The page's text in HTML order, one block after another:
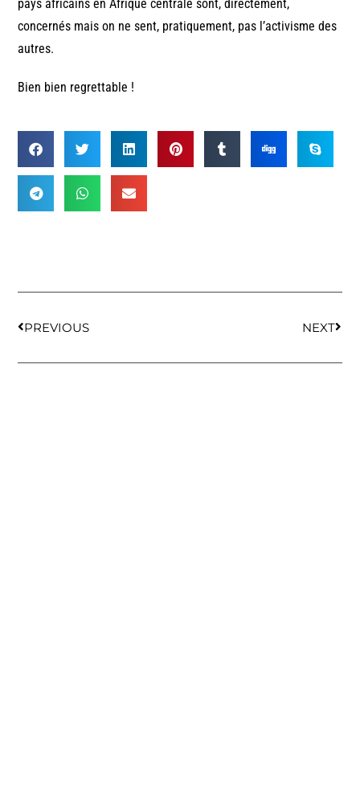
pays africains en Afrique centrale sont, directement,
concernés mais on ne sent, pratiquement, pas l’activisme des
autres.
Bien bien regrettable !
PREVIOUS NEXT